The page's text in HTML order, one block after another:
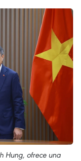
Hung, ofrece una